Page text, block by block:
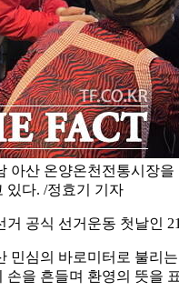
아산 온양온천전통시장
있다. /정효기 기자
거 공식 선거운동 첫날인
민심의 바로미터로 불리
손을 흔들며 환영의 뜻을